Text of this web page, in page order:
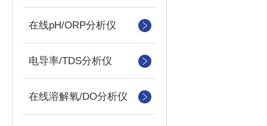
在线pH/ORP分析仪
电导率/TDS分析仪
在线溶解氧/DO分析仪